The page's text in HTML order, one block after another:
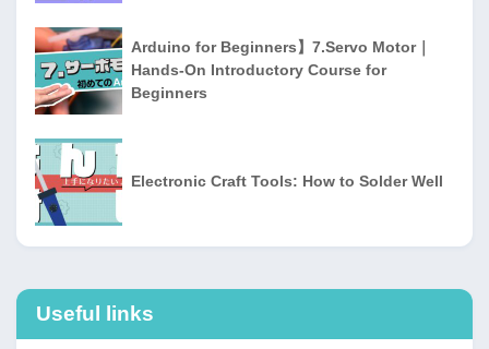
Arduino for Beginners】7.Servo Motor｜
Hands-On Introductory Course for
Beginners
Electronic Craft Tools: How to Solder Well
Useful links